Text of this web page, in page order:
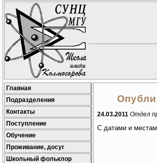
Главная
Подразделения
Контакты
Поступление
Обучение
Проживание, досуг
Школьный фольклор
24.03.2011 Отдел
С датами и